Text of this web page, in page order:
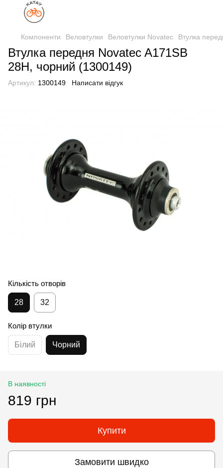
Компоненти Веловтулки Веловтулки Novatec Втулка
Втулка передня Novatec A171SB
28H, чорний (1300149)
Артикул: 1300149 Написати відгук
Кількість отворів
28 32
Колір втулки
Білий Чорний
В наявності
819 грн
Купити
Замовити швидко